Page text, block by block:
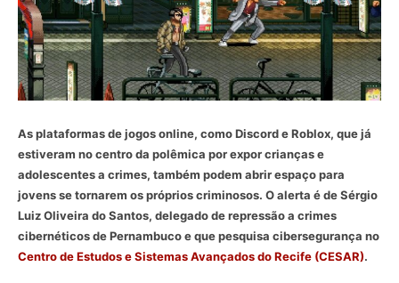
As plataformas de jogos online, como Discord e Roblox, que já
estiveram no centro da polêmica por expor crianças e
adolescentes a crimes, também podem abrir espaço para
jovens se tornarem os próprios criminosos. O alerta é de Sérgio
Luiz Oliveira do Santos, delegado de repressão a crimes
cibernéticos de Pernambuco e que pesquisa cibersegurança no
Centro de Estudos e Sistemas Avançados do Recife (CESAR).